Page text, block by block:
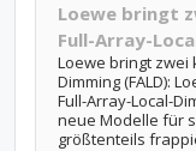
Loewe bringt
Full-Array-
Loewe bringt zwei
Dimming (FALD):
Full-Array-Local-
neue Modelle für
größtenteils